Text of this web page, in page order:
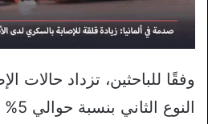
وفقًا للباحثين، تزداد حالات